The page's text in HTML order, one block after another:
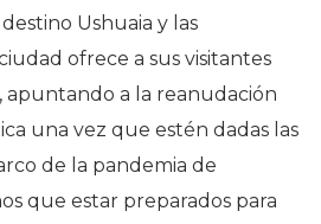
Ushuaia y las
ofrece a sus visitantes
a la reanudación
una vez que estén dadas las
de la pandemia de
que estar preparados para